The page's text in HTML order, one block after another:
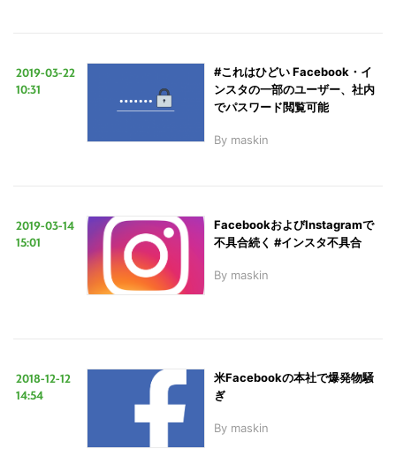
2019-03-22
10:31
#これはひどい Facebook・イ
ンスタの一部のユーザー、社内
でパスワード閲覧可能
By maskin
2019-03-14
15:01
FacebookおよびInstagramで
不具合続く #インスタ不具合
By maskin
2018-12-12
14:54
米Facebookの本社で爆発物騒
ぎ
By maskin